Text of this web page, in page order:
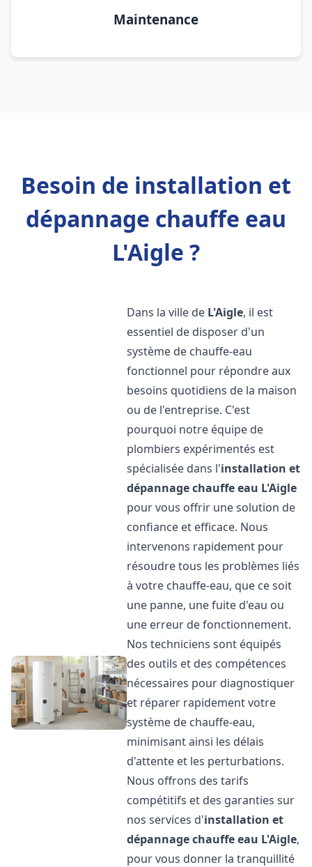
Maintenance
Besoin de installation et
dépannage chauffe eau
L'Aigle ?
Dans la ville de L'Aigle, il est
essentiel de disposer d'un
système de chauffe-eau
fonctionnel pour répondre aux
besoins quotidiens de la maison
ou de l'entreprise. C'est
pourquoi notre équipe de
plombiers expérimentés est
spécialisée dans l'installation et
dépannage chauffe eau L'Aigle
pour vous offrir une solution de
confiance et efficace. Nous
intervenons rapidement pour
résoudre tous les problèmes liés
à votre chauffe-eau, que ce soit
une panne, une fuite d'eau ou
une erreur de fonctionnement.
Nos techniciens sont équipés
des outils et des compétences
nécessaires pour diagnostiquer
et réparer rapidement votre
système de chauffe-eau,
minimisant ainsi les délais
d'attente et les perturbations.
Nous offrons des tarifs
compétitifs et des garanties sur
nos services d'installation et
dépannage chauffe eau L'Aigle,
pour vous donner la tranquillité